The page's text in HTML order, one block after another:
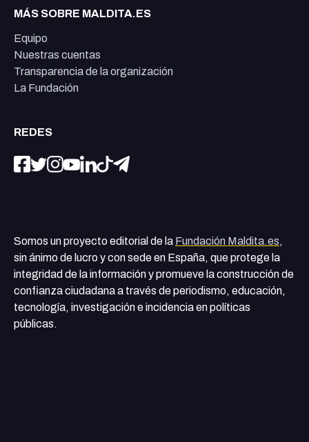
MÁS SOBRE MALDITA.ES
Equipo
Nuestras cuentas
Transparencia de la organización
La Fundación
REDES
Somos un proyecto editorial de la Fundación Maldita.es,
sin ánimo de lucro y con sede en España, que protege la
integridad de la información y promueve la construcción de
confianza ciudadana a través de periodismo, educación,
tecnología, investigación e incidencia en políticas
públicas.